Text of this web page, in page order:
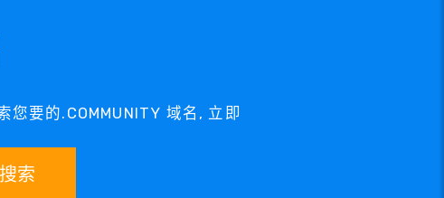
您要的.COMMUNITY 域名, 立即
搜索